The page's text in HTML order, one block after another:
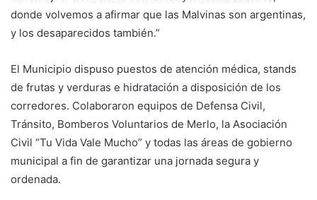
donde volvemos a afirmar que las Malvinas son argentinas,
y los desaparecidos también.”
El Municipio dispuso puestos de atención médica, stands
de frutas y verduras e hidratación a disposición de los
corredores. Colaboraron equipos de Defensa Civil,
Tránsito, Bomberos Voluntarios de Merlo, la Asociación
Civil “Tu Vida Vale Mucho” y todas las áreas de gobierno
municipal a fin de garantizar una jornada segura y
ordenada.